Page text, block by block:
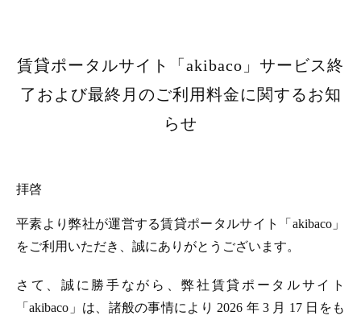
賃貸ポータルサイト「akibaco」サービス終
了および最終月のご利用料金に関するお知
らせ
拝啓
平素より弊社が運営する賃貸ポータルサイト「akibaco」
をご利用いただき、誠にありがとうございます。
さて、誠に勝手ながら、弊社賃貸ポータルサイト
「akibaco」は、諸般の事情により 2026 年 3 月 17 日をも